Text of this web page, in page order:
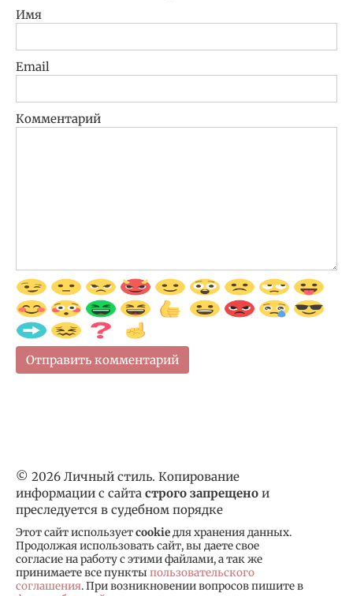
Имя
Email
Комментарий
© 2026 Личный стиль. Копирование
информации с сайта строго запрещено и
преследуется в судебном порядке
Этот сайт используетcookieдля хранения данных.
Продолжая использовать сайт, вы даете свое
согласие на работу с этими файлами, а так же
принимаете все пункты пользовательского
соглашения. При возникновении вопросов пишите в